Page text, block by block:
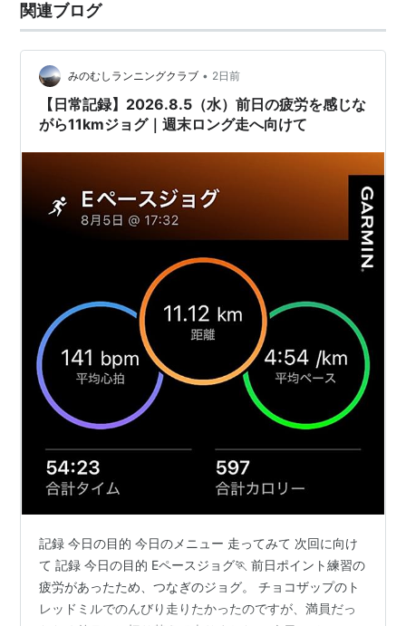
関連ブログ
みのむしランニングクラブ • 2日前
【日常記録】2026.8.5（水）前日の疲労を感じな
がら11kmジョグ｜週末ロング走へ向けて
記録 今日の目的 今日のメニュー 走ってみて 次回に向け
て 記録 今日の目的 Eペースジョグ🏃 前日ポイント練習の
疲労があったため、つなぎのジョグ。 チョコザップのト
レッドミルでのんびり走りたかったのですが、満員だっ